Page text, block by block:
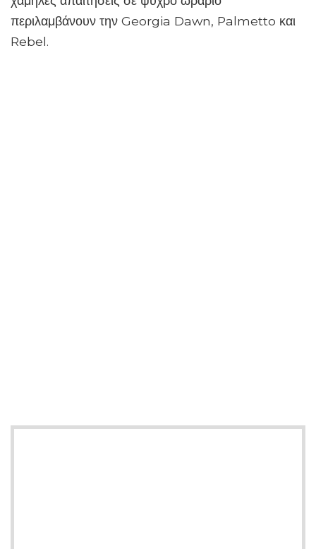
περιλαμβάνουν την Georgia Dawn, Palmetto και
Rebel.